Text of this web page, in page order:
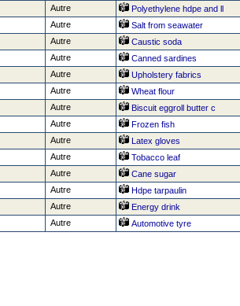
Autre Polyethylene hdpe and ll
Autre Salt from seawater
Autre Caustic soda
Autre Canned sardines
Autre Upholstery fabrics
Autre Wheat flour
Autre Biscuit eggroll butter c
Autre Frozen fish
Autre Latex gloves
Autre Tobacco leaf
Autre Cane sugar
Autre Hdpe tarpaulin
Autre Energy drink
Autre Automotive tyre